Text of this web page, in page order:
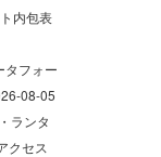
内包表
タフォー
08-05
ランタ
クセス